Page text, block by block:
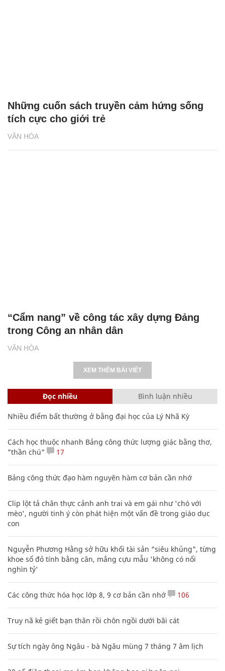
VĂN HÓA
Những cuốn sách truyền cảm hứng sống
tích cực cho giới trẻ
VĂN HÓA
“Cẩm nang” về công tác xây dựng Đảng
trong Công an nhân dân
XEM THÊM BÀI VIẾT
Đọc nhiều Bình luận nhiều
Nhiều điểm bất thường ở bằng đại học của Lý Nhã Kỳ
Cách học thuộc nhanh Bảng công thức lượng giác bằng thơ,
"thần chú"
17
Bảng công thức đạo hàm nguyên hàm cơ bản cần nhớ
Clip lột tả chân thực cảnh anh trai và em gái như 'chó với
mèo', người tinh ý còn phát hiện một vấn đề trong giáo dục
con
Nguyễn Phương Hằng sở hữu khối tài sản "siêu khủng", từng
khoe sổ đỏ tính bằng cân, mắng cựu mẫu 'không có nổi
nghìn tỷ'
Các công thức hóa học lớp 8, 9 cơ bản cần nhớ 106
Truy nã kẻ giết bạn thân rồi chôn ngồi dưới bãi cát
Sự tích ngày ông Ngâu - bà Ngâu mùng 7 tháng 7 âm lịch